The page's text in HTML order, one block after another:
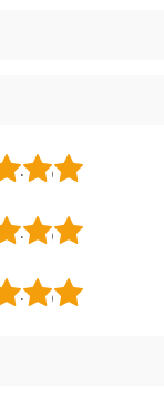
5
4
5
4
5
4